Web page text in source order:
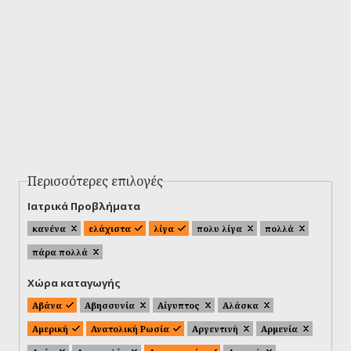
Περισσότερες επιλογές
Ιατρικά Προβλήματα
κανένα ελάχιστα λίγα πολυ λίγα
πολλά
πάρα πολλά
Χώρα καταγωγής
Αβάνα Αβησσυνία Αίγυπτος
Αλάσκα
Αμερική
Ανατολική Ρωσία Αργεντινή
Αρμενία